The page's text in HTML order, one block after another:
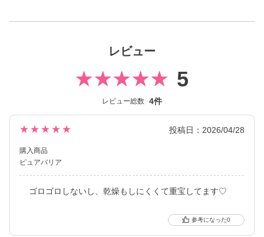
レビュー
5
レビュー総数 4件
★★★★★ 投稿日：2026/04/28
購入商品
ピュアバリア
ゴロゴロしないし、乾燥もしにくくて重宝してます♡
0